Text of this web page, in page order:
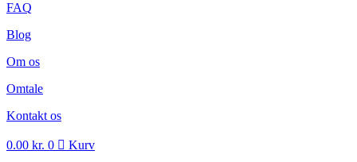
FAQ
Blog
Om os
Omtale
Kontakt os
0.00 kr. 0 Kurv